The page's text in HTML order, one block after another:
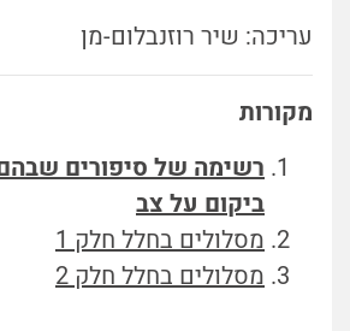
עריכה: שיר רוזנבלום-מן
מקורות
רשימה של סיפורים
ביקום על צב
מסלולים בחלל חלק 1
מסלולים בחלל חלק 2